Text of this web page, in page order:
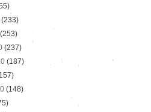
(233)
(253)
(237)
(187)
(148)